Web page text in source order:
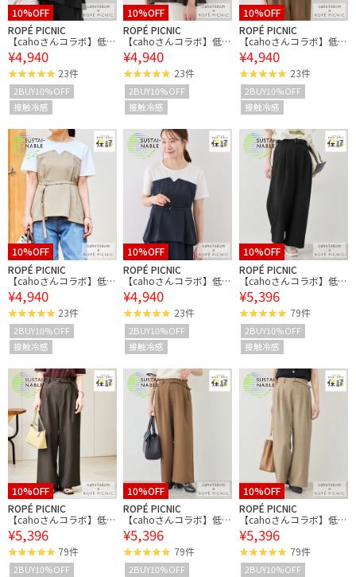
10%OFF
ROPÉ PICNIC
【cahoさんコラボ】低身
長・小柄さんサイズ エア
リーリネンライク ドッキ
ングカットトップス
¥4,940
23件
2BUY10%OFF
接触冷感
10%OFF
ROPÉ PICNIC
【cahoさんコラボ】低身
長・小柄さんサイズ エア
リーリネンライク ドッキ
ングカットトップス
¥4,940
23件
2BUY10%OFF
接触冷感
10%OFF
ROPÉ PICNIC
【cahoさんコラボ】低身
長・小柄さんサイズ エア
リーリネンライク ドッキ
ングカットトップス
¥4,940
23件
2BUY10%OFF
接触冷感
10%OFF
ROPÉ PICNIC
【cahoさんコラボ】低身
長・小柄さんサイズ エア
リーリネンライク ドッキ
ングカットトップス
¥4,940
23件
2BUY10%OFF
接触冷感
10%OFF
ROPÉ PICNIC
【cahoさんコラボ】低身
長・小柄さんサイズ エア
リーリネンライク ドッキ
ングカットトップス
¥4,940
23件
2BUY10%OFF
接触冷感
10%OFF
ROPÉ PICNIC
【cahoさんコラボ】低身
長・小柄さんサイズ エア
リーリネンライク タック
ワイドパンツ
¥5,396
79件
2BUY10%OFF
接触冷感
10%OFF
ROPÉ PICNIC
【cahoさんコラボ】低身
長・小柄さんサイズ エア
リーリネンライク タック
ワイドパンツ
¥5,396
79件
2BUY10%OFF
10%OFF
ROPÉ PICNIC
【cahoさんコラボ】低身
長・小柄さんサイズ エア
リーリネンライク タック
ワイドパンツ
¥5,396
79件
2BUY10%OFF
10%OFF
ROPÉ PICNIC
【cahoさんコラボ】低身
長・小柄さんサイズ エア
リーリネンライク タック
ワイドパンツ
¥5,396
79件
2BUY10%OFF